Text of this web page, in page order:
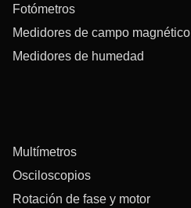
Fotómetros
Medidores de campo magnético
Medidores de humedad
Multímetros
Osciloscopios
Rotación de fase y motor